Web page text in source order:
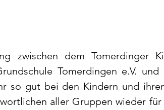
zwischen dem Tomerdinger
Tomerdingen e.V.
so gut bei den Kindern und
aller Gruppen wieder für